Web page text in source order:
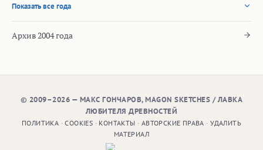
Показать все года
Архив 2004 года
© 2009–2026 — МАКС ГОНЧАРОВ, MAGON SKETCHES / ЛАВКА
ЛЮБИТЕЛЯ ДРЕВНОСТЕЙ
ПОЛИТИКА ·COOKIES · КОНТАКТЫ · АВТОРСКИЕ ПРАВА ·УДАЛИТЬ
МАТЕРИАЛ